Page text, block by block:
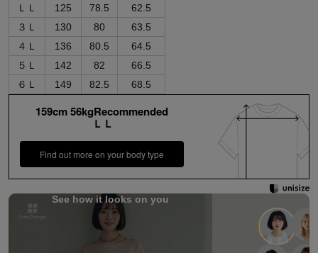
ＬＬ
125 78.5
62.5
３Ｌ
130 80
63.5
４Ｌ
136 80.5
64.5
５Ｌ
142 82
66.5
６Ｌ
149 82.5 68.5
159cm 56kgRecommended
ＬＬ
Find out more on your body type
See how it looks on you